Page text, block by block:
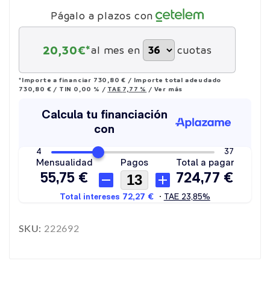
Págalo a plazos con
20,30€*al mes en cuotas
*Importe a financiar 730,80 € / Importe total adeudado
730,80 € / TIN 0,00 % / TAE 7,77 % / Ver más
SKU: 222692